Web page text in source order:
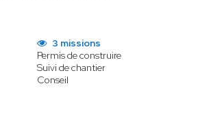
3 missions
Permis de construire
Suivi de chantier
Conseil